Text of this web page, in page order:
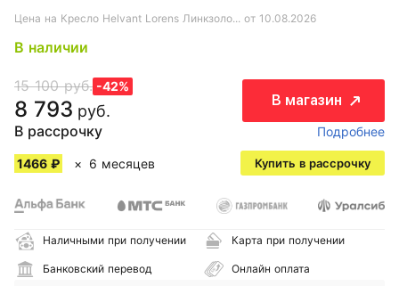
Цена на Кресло Helvant Lorens Линкзоло... от 10.08.2026
В наличии
15 100 руб. -42%
8 793 руб.
В магазин
В рассрочку Подробнее
1466 ₽ 6 месяцев Купить в рассрочку
Наличными при получении Карта при получении
Банковский перевод Онлайн оплата